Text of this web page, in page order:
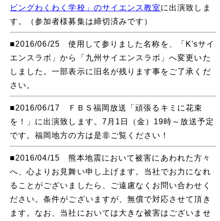
ビングわくわく学校」のサイエンス教室に出演致しま
す。（参加者様募集は締切済みです）
■2016/06/25 使用して参りました名称を、「K'sサイ
エンスラボ」から「九州サイエンスラボ」へ変更いた
しました。一部表示に旧名が残ります事をご了承くだ
さい。
■2016/06/17 ＦＢＳ福岡放送「頑張るキミに花束
を！」に出演致します。7月1日（金）19時～放送予定
です。福岡地方の方は是非ご覧ください！
■2016/04/15 熊本地震において被害にあわれた方々
へ、心よりお見舞い申し上げます。当社でお力になれ
ることがございましたら、ご遠慮なくお問い合わせく
ださい。条件がございますが、無償で対応させて頂き
ます。なお、当社においては大きな被害はございませ